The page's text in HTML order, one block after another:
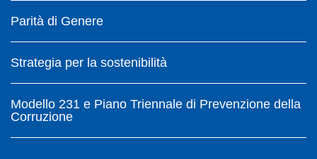
Parità di Genere
Strategia per la sostenibilità
Modello 231 e Piano Triennale di Prevenzione della
Corruzione